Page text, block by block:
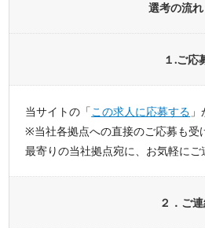
選考の流れ
１.ご応
当サイトの「この求人に応募する
※当社各拠点への直接のご応募も受
最寄りの当社拠点宛に、お気軽にご
２．ご連